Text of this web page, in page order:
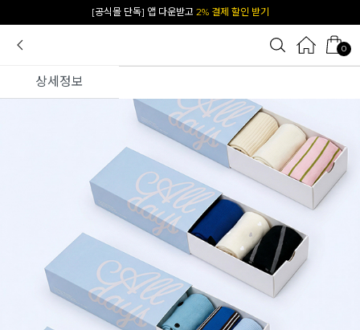
카카오 플친 추가하면1천원 즉시 할인 쿠폰
0
상세정보